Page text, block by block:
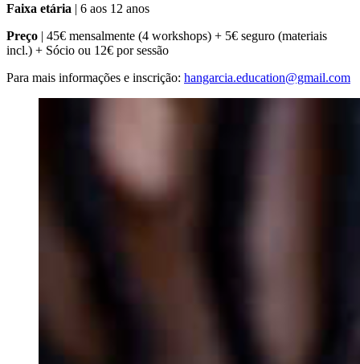
Faixa etária | 6 aos 12 anos
Preço | 45€ mensalmente (4 workshops) + 5€ seguro (materiais
incl.) + Sócio ou 12€ por sessão
Para mais informações e inscrição: hangarcia.education@gmail.com